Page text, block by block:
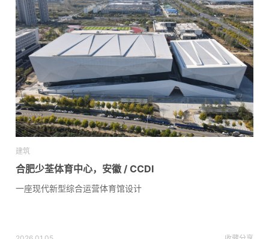
建筑
合肥少荃体育中心，安徽 / CCDI
一座现代新型综合运营体育馆设计